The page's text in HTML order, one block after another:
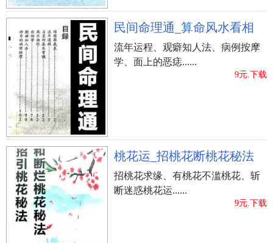
民间命理通_算命风水看相
流年运程、观癖知人法、病例按摩
学、面上的恶痣......
9元.下载
桃花运_招桃花断桃花秘法
招桃花求缘、有桃花不滥桃花、斩
断迷惑桃花运......
9元.下载